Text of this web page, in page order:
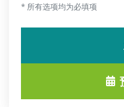
* 所有选项均为必填项